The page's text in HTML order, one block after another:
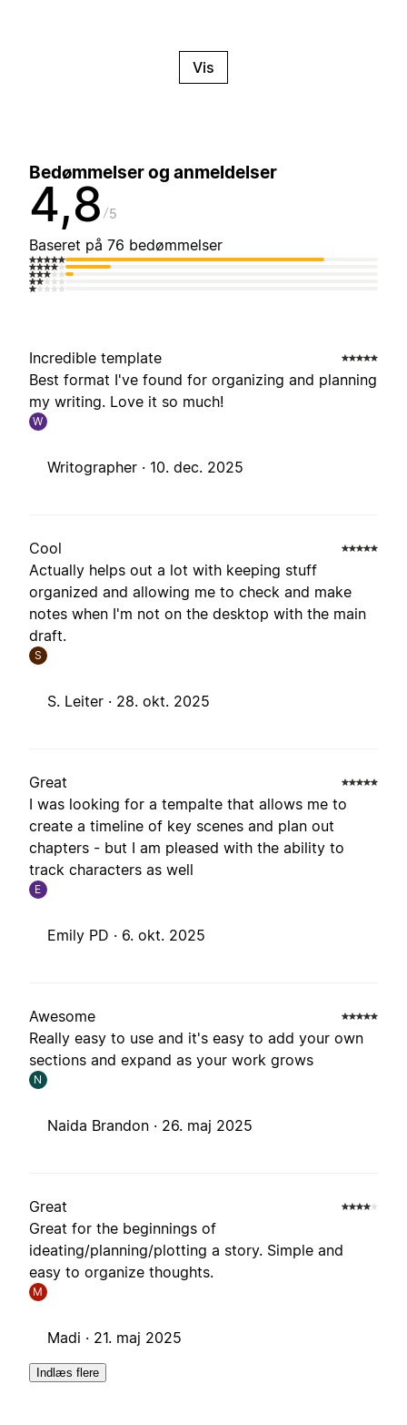
Vis
Bedømmelser og anmeldelser
4,8 5
Baseret på 76 bedømmelser
Incredible template
Best format I've found for organizing and planning
my writing. Love it so much!
W
Writographer · 10. dec. 2025
Cool
Actually helps out a lot with keeping stuff
organized and allowing me to check and make
notes when I'm not on the desktop with the main
draft.
S
S. Leiter · 28. okt. 2025
Great
I was looking for a tempalte that allows me to
create a timeline of key scenes and plan out
chapters - but I am pleased with the ability to
track characters as well
E
Emily PD · 6. okt. 2025
Awesome
Really easy to use and it's easy to add your own
sections and expand as your work grows
N
Naida Brandon · 26. maj 2025
Great
Great for the beginnings of
ideating/planning/plotting a story. Simple and
easy to organize thoughts.
M
Madi · 21. maj 2025
Indlæs flere